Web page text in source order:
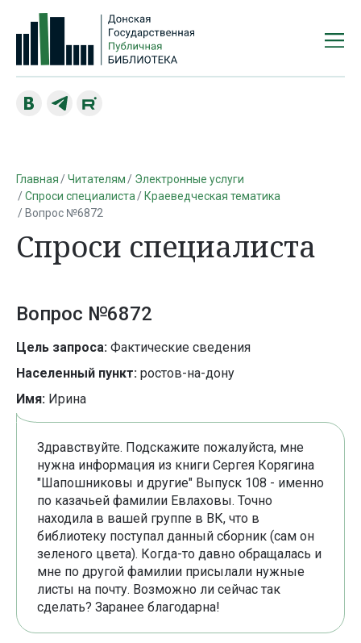
Главная Читателям
Электронные услуги
Спроси специалиста
Краеведческая тематика
Вопрос №6872
Спроси специалиста
Вопрос №6872
Цель запроса: Фактические сведения
Населенный пункт: ростов-на-дону
Имя: Ирина
Здравствуйте. Подскажите пожалуйста, мне
нужна информация из книги Сергея Корягина
"Шапошниковы и другие" Выпуск 108 - именно
по казачьей фамилии Евлаховы. Точно
находила в вашей группе в ВК, что в
библиотеку поступал данный сборник (сам он
зеленого цвета). Когда-то давно обращалась и
мне по другой фамилии присылали нужные
листы на почту. Возможно ли сейчас так
сделать? Заранее благодарна!